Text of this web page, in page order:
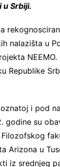
Srbiji.
nalazišta u
NEEMO.
Republike
i pod
godine su
Arizona u
iz srednjeg